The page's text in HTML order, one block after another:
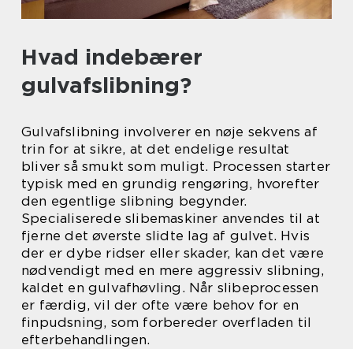
Hvad indebærer
gulvafslibning?
Gulvafslibning involverer en nøje sekvens af
trin for at sikre, at det endelige resultat
bliver så smukt som muligt. Processen starter
typisk med en grundig rengøring, hvorefter
den egentlige slibning begynder.
Specialiserede slibemaskiner anvendes til at
fjerne det øverste slidte lag af gulvet. Hvis
der er dybe ridser eller skader, kan det være
nødvendigt med en mere aggressiv slibning,
kaldet en gulvafhøvling. Når slibeprocessen
er færdig, vil der ofte være behov for en
finpudsning, som forbereder overfladen til
efterbehandlingen.